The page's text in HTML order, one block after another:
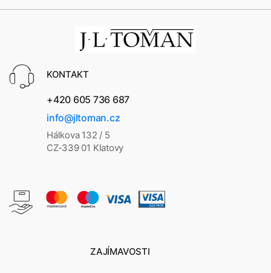
KONTAKT
+420 605 736 687
info@jltoman.cz
Hálkova 132 / 5
CZ-339 01 Klatovy
ZAJÍMAVOSTI